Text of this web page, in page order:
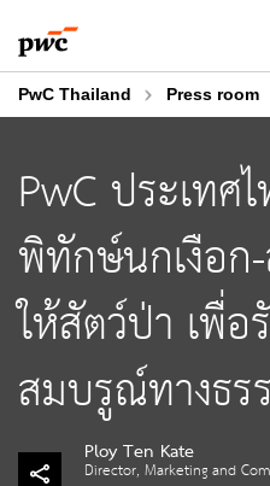
to
content
to
footer
PwC Thailand Press room
PwC ประเทศ
พิทักษ์นกเงือก-
ให้สัตว์ป่า เพื่
สมบรูณ์ทางธร
Ploy Ten Kate
Director, Marketing and